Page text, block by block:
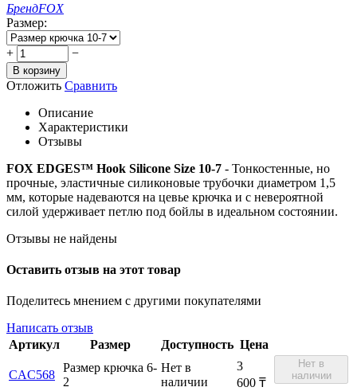
БрендFOX
Размер:
+ −
В корзину
Отложить Сравнить
Описание
Характеристики
Отзывы
FOX EDGES™ Hook Silicone Size 10-7 - Тонкостенные, но
прочные, эластичные силиконовые трубочки диаметром 1,5
мм, которые надеваются на цевье крючка и с невероятной
силой удерживает петлю под бойлы в идеальном состоянии.
Отзывы не найдены
Оставить отзыв на этот товар
Поделитесь мнением с другими покупателями
Написать отзыв
Артикул
Размер Доступность Цена
CAC568
Размер крючка 6-
2
Нет в
наличии
3
600 ₸
Нет в
наличии